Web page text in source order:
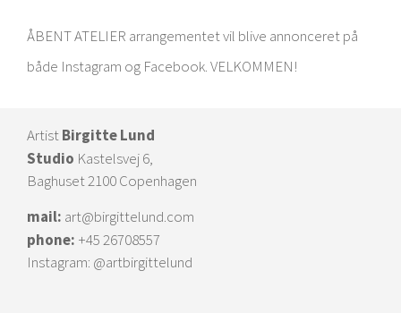
ÅBENT ATELIER arrangementet vil blive annonceret på
både Instagram og Facebook. VELKOMMEN!
ArtistBirgitte Lund
Studio Kastelsvej 6,
Baghuset 2100 Copenhagen
mail: art@birgittelund.com
phone: +45 26708557
Instagram: @artbirgittelund